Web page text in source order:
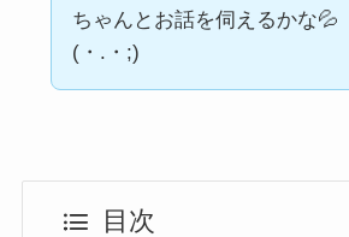
ちゃんとお話を伺えるかな💦
(・.・;)
目次